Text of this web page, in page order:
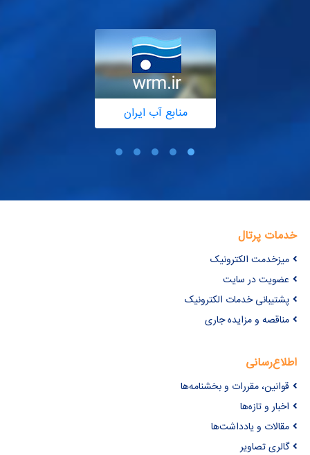
منابع آب ایران
خدمات پرتال
میزخدمت الکترونیک
عضویت در سایت
پشتیبانی خدمات الکترونیک
مناقصه و مزایده جاری
اطلاع‌رسانی
قوانین، مقررات و بخشنامه‌ها
اخبار و تازه‌ها
مقالات و یادداشت‌ها
گالری تصاویر